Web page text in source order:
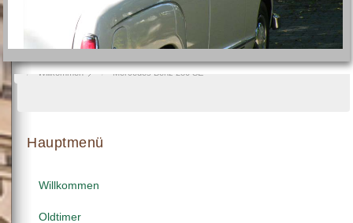
Willkommen Mercedes Benz 280 SE
Hauptmenü
Willkommen
Oldtimer